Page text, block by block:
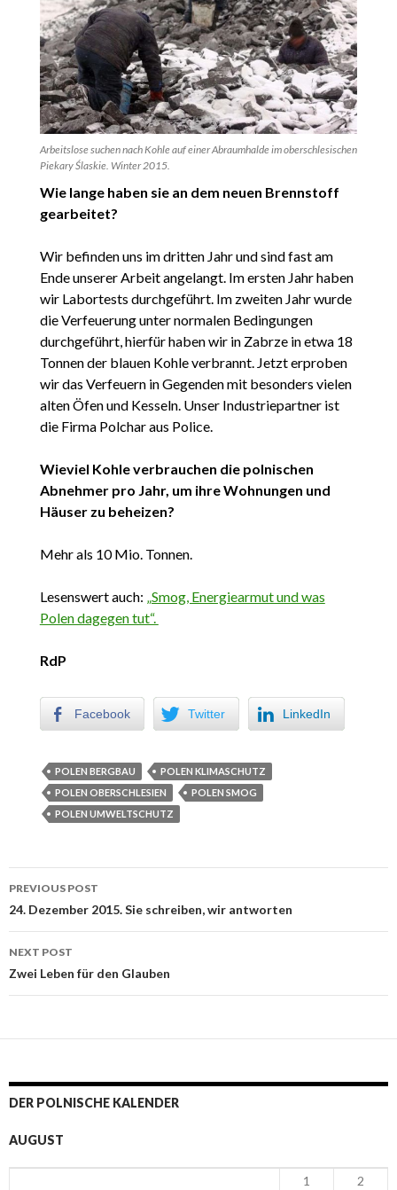
Arbeitslose suchen nach Kohle auf einer Abraumhalde im oberschlesischen
Piekary Ślaskie. Winter 2015.
Wie lange haben sie an dem neuen Brennstoff
gearbeitet?
Wir befinden uns im dritten Jahr und sind fast am
Ende unserer Arbeit angelangt. Im ersten Jahr haben
wir Labortests durchgeführt. Im zweiten Jahr wurde
die Verfeuerung unter normalen Bedingungen
durchgeführt, hierfür haben wir in Zabrze in etwa 18
Tonnen der blauen Kohle verbrannt. Jetzt erproben
wir das Verfeuern in Gegenden mit besonders vielen
alten Öfen und Kesseln. Unser Industriepartner ist
die Firma Polchar aus Police.
Wieviel Kohle verbrauchen die polnischen
Abnehmer pro Jahr, um ihre Wohnungen und
Häuser zu beheizen?
Mehr als 10 Mio. Tonnen.
Lesenswert auch: „Smog, Energiearmut und was
Polen dagegen tut“.
RdP
Facebook Twitter LinkedIn
POLEN BERGBAU
POLEN KLIMASCHUTZ
POLEN OBERSCHLESIEN
POLEN SMOG
POLEN UMWELTSCHUTZ
Post navigation
PREVIOUS POST
24. Dezember 2015. Sie schreiben, wir antworten
NEXT POST
Zwei Leben für den Glauben
DER POLNISCHE KALENDER
AUGUST
1
2